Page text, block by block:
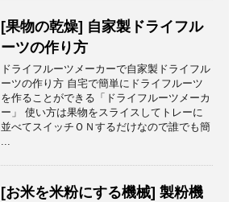
[果物の乾燥] 自家製ドライフル
ーツの作り方
ドライフルーツメーカーで自家製ドライフル
ーツの作り方 自宅で簡単にドライフルーツ
を作ることができる「ドライフルーツメーカ
ー」 使い方は果物をスライスしてトレーに
並べてスイッチＯＮするだけなので誰でも簡
...
[お米を米粉にする機械] 製粉機